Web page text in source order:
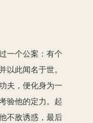
一个公案：有个
以此闻名于世。
夫，便化身为一
验他的定力。起
不敌诱惑，最后